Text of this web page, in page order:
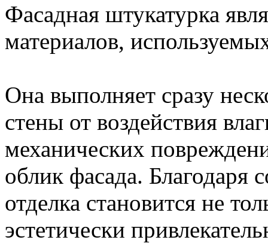
Фасадная штукатурка
материалов,
Она выполняет сразу
стены от воздействия
механических
облик фасада. Благодаря
отделка становится не
эстетически